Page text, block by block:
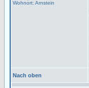
Wohnort: Arnstein
Nach oben